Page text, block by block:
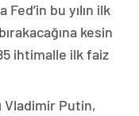
bu yılın ilk
kesin
ihtimalle ilk faiz
Vladimir Putin,